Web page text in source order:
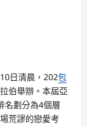
日清晨，202包
伯舉辦。本屆亞
名劃分為4個層
場荒謬的戀愛考